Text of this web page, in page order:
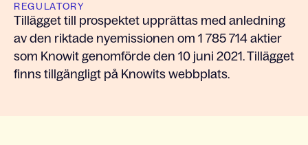
REGULATORY
Tillägget till prospektet upprättas med anledning
av den riktade nyemissionen om 1 785 714 aktier
som Knowit genomförde den 10 juni 2021. Tillägget
finns tillgängligt på Knowits webbplats.